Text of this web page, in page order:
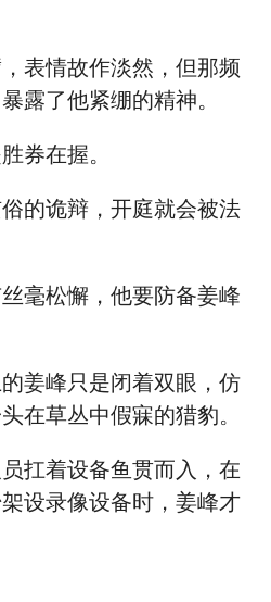
表情故作淡然，但那频
露了他紧绷的精神。
券在握。
的诡辩，开庭就会被法
毫松懈，他要防备姜峰
姜峰只是闭着双眼，仿
在草丛中假寐的猎豹。
扛着设备鱼贯而入，在
设录像设备时，姜峰才